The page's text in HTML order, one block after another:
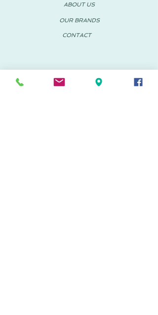
© 2018 PACHUS Spain-Mexico
ABOUT US
OUR BRANDS
CONTACT